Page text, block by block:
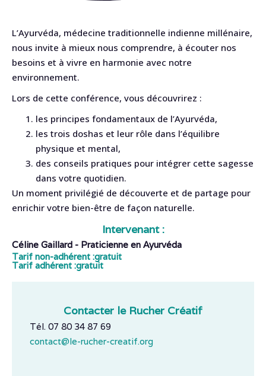
L’Ayurvéda, médecine traditionnelle indienne millénaire,
nous invite à mieux nous comprendre, à écouter nos
besoins et à vivre en harmonie avec notre
environnement.
Lors de cette conférence, vous découvrirez :
les principes fondamentaux de l’Ayurvéda,
les trois doshas et leur rôle dans l’équilibre
physique et mental,
des conseils pratiques pour intégrer cette sagesse
dans votre quotidien.
Un moment privilégié de découverte et de partage pour
enrichir votre bien-être de façon naturelle.
Intervenant :
Céline Gaillard - Praticienne en Ayurvéda
Tarif non-adhérent :gratuit
Tarif adhérent :gratuit
Contacter le Rucher Créatif
Tél. 07 80 34 87 69
contact@le-rucher-creatif.org